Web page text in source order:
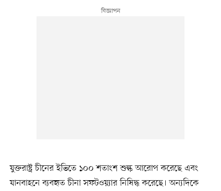
যুক্তরাষ্ট্র চীনের ইভিতে ১০০ শতাংশ শুল্ক আরোপ করেছে এবং
যানবাহনে ব্যবহৃত চীনা সফটওয়্যার নিষিদ্ধ করেছে। অন্যদিকে